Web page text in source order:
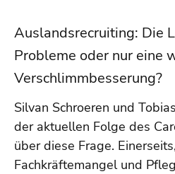
Auslandsrecruiting: Die
Probleme oder nur eine
Verschlimmbesserung?
Silvan Schroeren und
der aktuellen Folge des
über diese Frage.
Fachkräftemangel und